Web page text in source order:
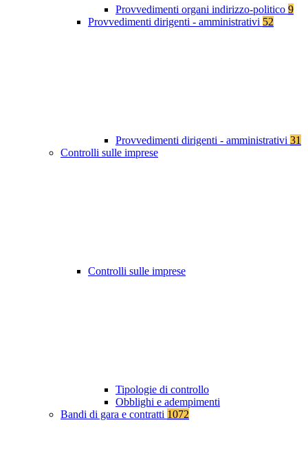
Provvedimenti organi indirizzo-politico 9
Provvedimenti dirigenti - amministrativi 52
Provvedimenti dirigenti - amministrativi 31
Controlli sulle imprese
Controlli sulle imprese
Tipologie di controllo
Obblighi e adempimenti
Bandi di gara e contratti 1072